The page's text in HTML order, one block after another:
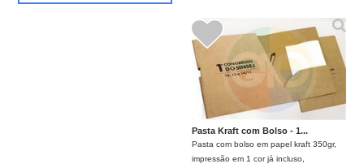
Pasta Kraft com Bolso - 1...
Pasta com bolso em papel kraft 350gr,
impressão em 1 cor já incluso,